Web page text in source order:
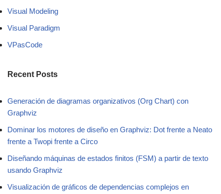
Visual Modeling
Visual Paradigm
VPasCode
Recent Posts
Generación de diagramas organizativos (Org Chart) con
Graphviz
Dominar los motores de diseño en Graphviz: Dot frente a Neato
frente a Twopi frente a Circo
Diseñando máquinas de estados finitos (FSM) a partir de texto
usando Graphviz
Visualización de gráficos de dependencias complejos en